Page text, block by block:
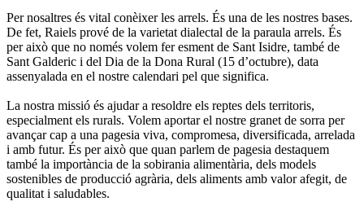
Per nosaltres és vital conèixer les arrels. És una de les nostres bases.
De fet, Raiels prové de la varietat dialectal de la paraula arrels. És
per això que no només volem fer esment de Sant Isidre, també de
Sant Galderic i del Dia de la Dona Rural (15 d’octubre), data
assenyalada en el nostre calendari pel que significa.
La nostra missió és ajudar a resoldre els reptes dels territoris,
especialment els rurals. Volem aportar el nostre granet de sorra per
avançar cap a una pagesia viva, compromesa, diversificada, arrelada
i amb futur. És per això que quan parlem de pagesia destaquem
també la importància de la sobirania alimentària, dels models
sostenibles de producció agrària, dels aliments amb valor afegit, de
qualitat i saludables.